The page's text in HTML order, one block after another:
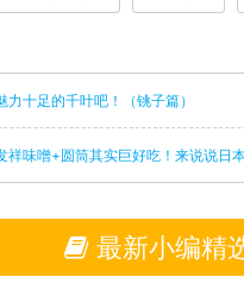
力十足的千叶吧！（铫子篇）
祥味噌+圆筒其实巨好吃！来说说日
最新小编精